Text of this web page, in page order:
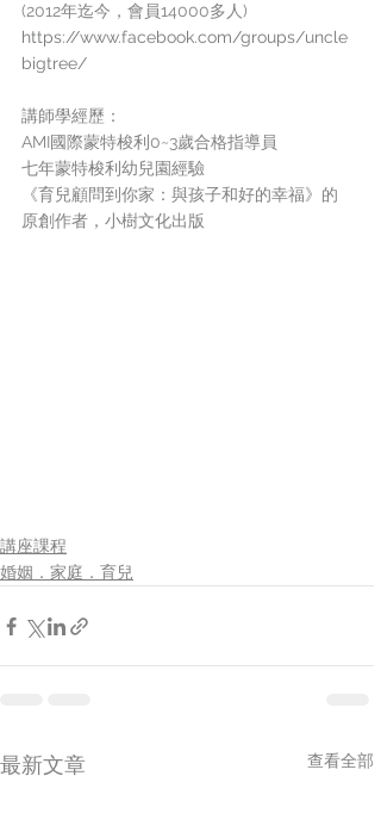
(2012年迄今，會員14000多人)
https://www.facebook.com/groups/uncle
bigtree/
講師學經歷：
AMI國際蒙特梭利0~3歲合格指導員
七年蒙特梭利幼兒園經驗
《育兒顧問到你家：與孩子和好的幸福》的
原創作者，小樹文化出版
講座課程
婚姻．家庭．育兒
最新文章 查看全部